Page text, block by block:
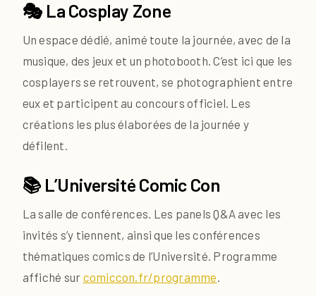
🎭 La Cosplay Zone
Un espace dédié, animé toute la journée, avec de la
musique, des jeux et un photobooth. C’est ici que les
cosplayers se retrouvent, se photographient entre
eux et participent au concours officiel. Les
créations les plus élaborées de la journée y
défilent.
📚 L’Université Comic Con
La salle de conférences. Les panels Q&A avec les
invités s’y tiennent, ainsi que les conférences
thématiques comics de l’Université. Programme
affiché sur comiccon.fr/programme.